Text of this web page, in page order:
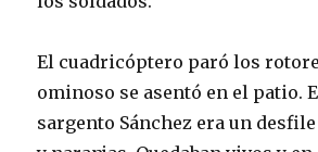
El cuadricóptero paró los
ominoso se asentó en el patio.
sargento Sánchez era un